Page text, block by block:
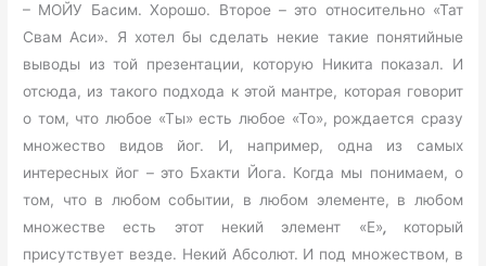
– МОЙУ Басим. Хорошо. Второе – это относительно «Тат
Свам Аси». Я хотел бы сделать некие такие понятийные
выводы из той презентации, которую Никита показал. И
отсюда, из такого подхода к этой мантре, которая говорит
о том, что любое «Ты» есть любое «То», рождается сразу
множество видов йог. И, например, одна из самых
интересных йог – это Бхакти Йога. Когда мы понимаем, о
том, что в любом событии, в любом элементе, в любом
множестве есть этот некий элемент «Е», который
присутствует везде. Некий Абсолют. И под множеством, в